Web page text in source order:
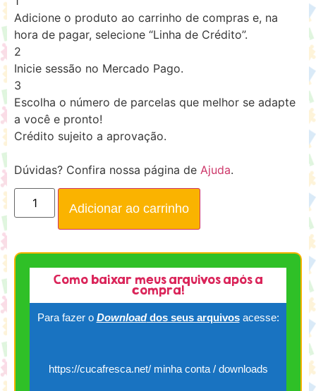
Adicione o produto ao carrinho de compras e, na
hora de pagar, selecione “Linha de Crédito”.
2
Inicie sessão no Mercado Pago.
3
Escolha o número de parcelas que melhor se adapte
a você e pronto!
Crédito sujeito a aprovação.
Dúvidas? Confira nossa página de Ajuda.
Adicionar ao carrinho
Como baixar meus arquivos após a
compra!
Para fazer o Downloaddos seus arquivos acesse:
https://cucafresca.net/ minha conta / downloads